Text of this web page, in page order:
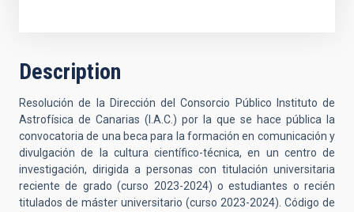
Description
Resolución de la Dirección del Consorcio Público Instituto de
Astrofísica de Canarias (I.A.C.) por la que se hace pública la
convocatoria de una beca para la formación en comunicación y
divulgación de la cultura científico-técnica, en un centro de
investigación, dirigida a personas con titulación universitaria
reciente de grado (curso 2023-2024) o estudiantes o recién
titulados de máster universitario (curso 2023-2024). Código de